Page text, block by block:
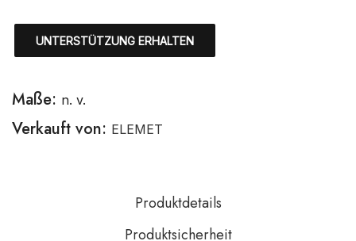
UNTERSTÜTZUNG ERHALTEN
Maße: n. v.
Verkauft von: ELEMET
Produktdetails
Produktsicherheit